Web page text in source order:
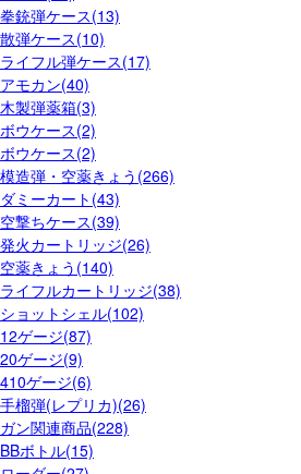
拳銃弾ケース(13)
散弾ケース(10)
ライフル弾ケース(17)
アモカン(40)
木製弾薬箱(3)
ボウケース(2)
ボウケース(2)
模造弾・空薬きょう(266)
ダミーカート(43)
空撃ちケース(39)
発火カートリッジ(26)
空薬きょう(140)
ライフルカートリッジ(38)
ショットシェル(102)
12ゲージ(87)
20ゲージ(9)
410ゲージ(6)
手榴弾(レプリカ)(26)
ガン関連商品(228)
BBボトル(15)